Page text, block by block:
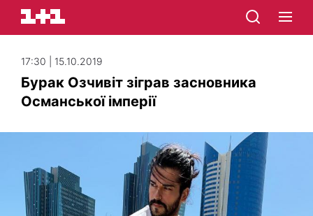
17:30 | 15.10.2019
Бурак Озчивіт зіграв засновника
Османської імперії